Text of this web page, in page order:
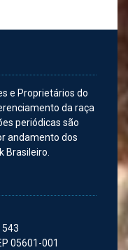
e Proprietários do
da raça
periódicas são
andamento dos
Brasileiro.
543
05601-001